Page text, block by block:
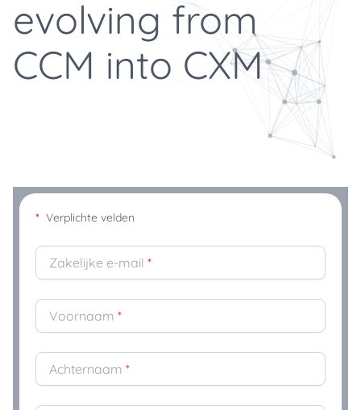
evolving from
CCM into CXM
* Verplichte velden
Zakelijke e-mail *
Voornaam *
Achternaam *